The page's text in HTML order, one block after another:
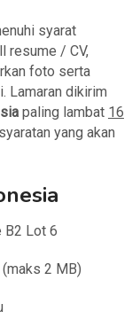
syarat
resume / CV,
foto serta
Lamaran dikirim
paling lambat 16
yang akan
B2 Lot 6
2 MB)